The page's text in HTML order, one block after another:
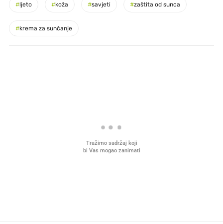
#ljeto #koža #savjeti #zaštita od sunca
#krema za sunčanje